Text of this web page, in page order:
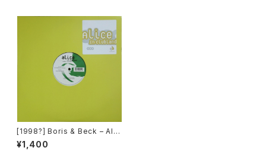
[1998?] Boris & Beck – Alic
e In Clubland [Product 19 R
ecords]
¥1,400